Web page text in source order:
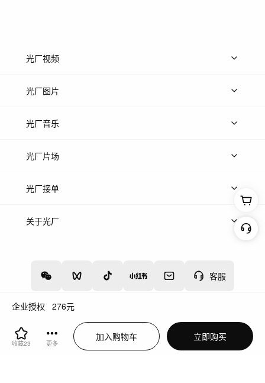
企业授权 276元
收藏23 更多
加入购物车 立即购买
客服
光厂视频
上传视频
光厂图片
上传图片
光厂音乐
热门音乐
光厂片场
上传案例
光厂接单
上架服务
关于光厂
增值电信业务经营许可证：川B2-20160192
蜀ICP备12020238号-4
川公网安备51019002000262
违法和不良信息举报中心